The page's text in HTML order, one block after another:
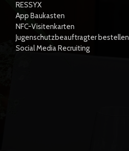
RESSYX
App Baukasten
NFC-Visitenkarten
Jugenschutzbeauftragter bestellen
Social Media Recruiting